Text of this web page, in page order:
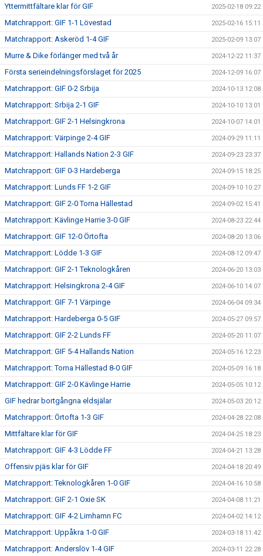
Yttermittfältare klar för GIF 2025-02-18 09:22
Matchrapport: GIF 1-1 Lövestad 2025-02-16 15:11
Matchrapport: Askeröd 1-4 GIF 2025-02-09 13:07
Murre & Dike förlänger med två år 2024-12-22 11:37
Första serieindelningsförslaget för 2025 2024-12-09 16:07
Matchrapport: GIF 0-2 Srbija 2024-10-13 12:08
Matchrapport: Srbija 2-1 GIF 2024-10-10 13:01
Matchrapport: GIF 2-1 Helsingkrona 2024-10-07 14:01
Matchrapport: Värpinge 2-4 GIF 2024-09-29 11:11
Matchrapport: Hallands Nation 2-3 GIF 2024-09-23 23:37
Matchrapport: GIF 0-3 Hardeberga 2024-09-15 18:25
Matchrapport: Lunds FF 1-2 GIF 2024-09-10 10:27
Matchrapport: GIF 2-0 Torna Hällestad 2024-09-02 15:41
Matchrapport: Kävlinge Harrie 3-0 GIF 2024-08-23 22:44
Matchrapport: GIF 12-0 Örtofta 2024-08-20 13:06
Matchrapport: Lödde 1-3 GIF 2024-08-12 09:47
Matchrapport: GIF 2-1 Teknologkåren 2024-06-20 13:03
Matchrapport: Helsingkrona 2-4 GIF 2024-06-10 14:07
Matchrapport: GIF 7-1 Värpinge 2024-06-04 09:34
Matchrapport: Hardeberga 0-5 GIF 2024-05-27 09:57
Matchrapport: GIF 2-2 Lunds FF 2024-05-20 11:07
Matchrapport: GIF 5-4 Hallands Nation 2024-05-16 12:23
Matchrapport: Torna Hällestad 8-0 GIF 2024-05-09 16:18
Matchrapport: GIF 2-0 Kävlinge Harrie 2024-05-05 10:12
GIF hedrar bortgångna eldsjälar 2024-05-03 20:12
Matchrapport: Örtofta 1-3 GIF 2024-04-28 22:08
Mittfältare klar för GIF 2024-04-25 18:23
Matchrapport: GIF 4-3 Lödde FF 2024-04-21 13:28
Offensiv pjäs klar för GIF 2024-04-18 20:49
Matchrapport: Teknologkåren 1-0 GIF 2024-04-16 10:58
Matchrapport: GIF 2-1 Oxie SK 2024-04-08 11:21
Matchrapport: GIF 4-2 Limhamn FC 2024-04-02 14:12
Matchrapport: Uppåkra 1-0 GIF 2024-03-18 11:42
Matchrapport: Anderslöv 1-4 GIF 2024-03-11 22:28